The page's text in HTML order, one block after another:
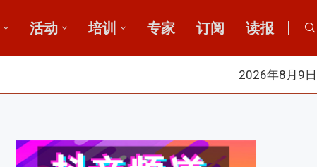
活动 培训 专家 订阅 读报
2026年8月9日